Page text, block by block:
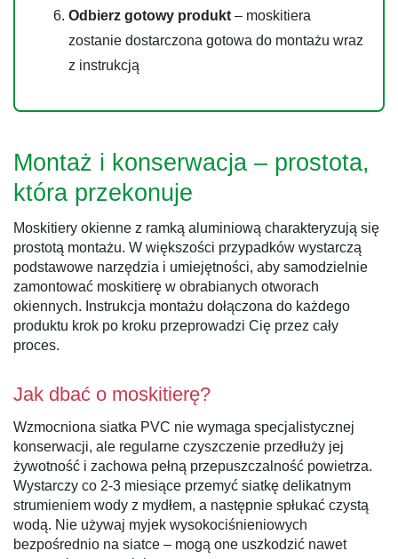
Odbierz gotowy produkt – moskitiera
zostanie dostarczona gotowa do montażu wraz
z instrukcją
Montaż i konserwacja – prostota,
która przekonuje
Moskitiery okienne z ramką aluminiową charakteryzują się
prostotą montażu. W większości przypadków wystarczą
podstawowe narzędzia i umiejętności, aby samodzielnie
zamontować moskitierę w obrabianych otworach
okiennych. Instrukcja montażu dołączona do każdego
produktu krok po kroku przeprowadzi Cię przez cały
proces.
Jak dbać o moskitierę?
Wzmocniona siatka PVC nie wymaga specjalistycznej
konserwacji, ale regularne czyszczenie przedłuży jej
żywotność i zachowa pełną przepuszczalność powietrza.
Wystarczy co 2-3 miesiące przemyć siatkę delikatnym
strumieniem wody z mydłem, a następnie spłukać czystą
wodą. Nie używaj myjek wysokociśnieniowych
bezpośrednio na siatce – mogą one uszkodzić nawet